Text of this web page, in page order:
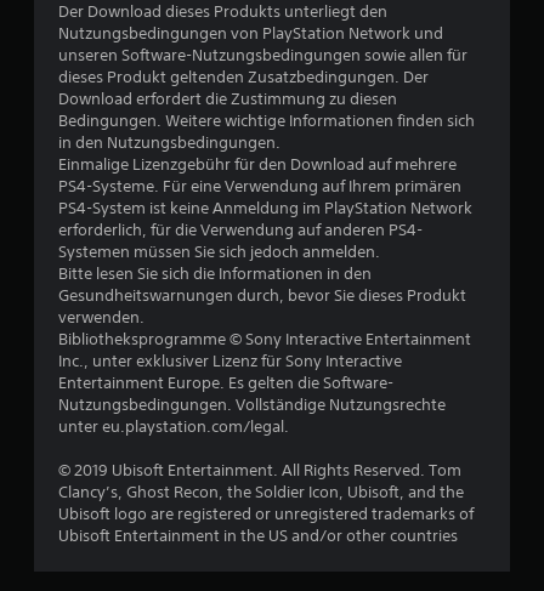
t
n
g
e
Der Download dieses Produkts unterliegt den
Nutzungsbedingungen von PlayStation Network und
unseren Software-Nutzungsbedingungen sowie allen für
dieses Produkt geltenden Zusatzbedingungen. Der
Download erfordert die Zustimmung zu diesen
Bedingungen. Weitere wichtige Informationen finden sich
in den Nutzungsbedingungen.
Einmalige Lizenzgebühr für den Download auf mehrere
PS4-Systeme. Für eine Verwendung auf Ihrem primären
PS4-System ist keine Anmeldung im PlayStation Network
erforderlich, für die Verwendung auf anderen PS4-
Systemen müssen Sie sich jedoch anmelden.
Bitte lesen Sie sich die Informationen in den
Gesundheitswarnungen durch, bevor Sie dieses Produkt
verwenden.
Bibliotheksprogramme © Sony Interactive Entertainment
Inc., unter exklusiver Lizenz für Sony Interactive
Entertainment Europe. Es gelten die Software-
Nutzungsbedingungen. Vollständige Nutzungsrechte
unter eu.playstation.com/legal.
© 2019 Ubisoft Entertainment. All Rights Reserved. Tom
Clancy’s, Ghost Recon, the Soldier Icon, Ubisoft, and the
Ubisoft logo are registered or unregistered trademarks of
Ubisoft Entertainment in the US and/or other countries